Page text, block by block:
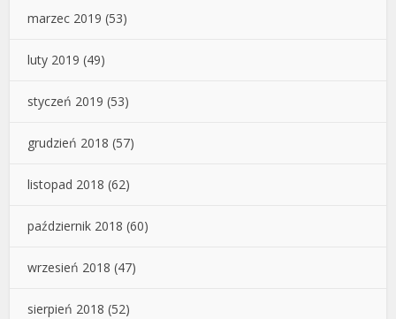
marzec 2019 (53)
luty 2019 (49)
styczeń 2019 (53)
grudzień 2018 (57)
listopad 2018 (62)
październik 2018 (60)
wrzesień 2018 (47)
sierpień 2018 (52)